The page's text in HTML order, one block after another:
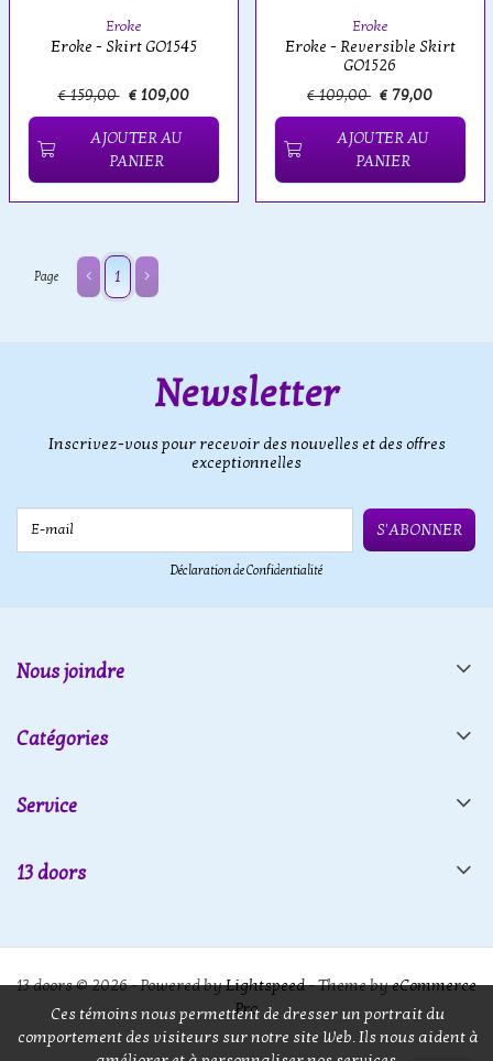
Eroke
Eroke - Skirt GO1545
€ 159,00 € 109,00
AJOUTER AU
PANIER
Eroke
Eroke - Reversible Skirt
GO1526
€ 109,00 € 79,00
AJOUTER AU
PANIER
Page 1
Newsletter
Inscrivez-vous pour recevoir des nouvelles et des offres
exceptionnelles
S'ABONNER
Déclaration de Confidentialité
Nous joindre
Catégories
Service
13 doors
13 doors © 2026 - Powered byLightspeed- Theme byeCommerce
Pro
Ces témoins nous permettent de dresser un portrait du
comportement des visiteurs sur notre site Web. Ils nous aident à